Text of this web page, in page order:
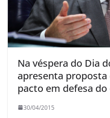
Na véspera do Dia
apresenta proposta
pacto em defesa
30/04/2015